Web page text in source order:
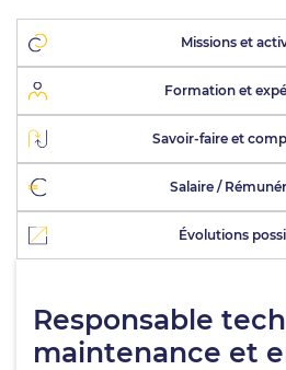
Missions et
Formation et
Savoir-faire et
Salaire /
Évolutions
Responsable
maintenance et